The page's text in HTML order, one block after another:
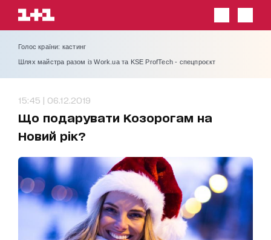
Голос країни: кастинг
Шлях майстра разом із Work.ua та KSE ProfTech - спецпроєкт
15:45 | 06.12.2019
Що подарувати Козорогам на
Новий рік?